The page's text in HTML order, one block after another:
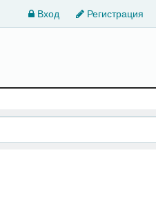
Вход Регистрация